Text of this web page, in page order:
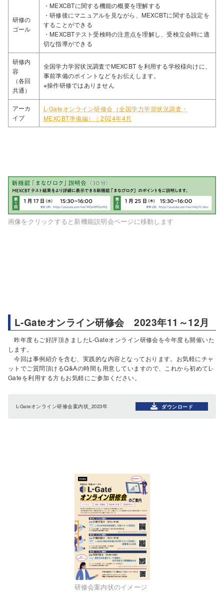
研修の
ゴール
・MEXCBTに関する機能の概要を理解する
・研修後にマニュアルを見ながら、MEXCBTに関する設定を
することができる
・MEXCBTテスト受検時の注意点を理解し、受検立会時に適
切な指導ができる
研修内
容
（各回
共通）
全国学力学習状況調査でMEXCBT を利用する学校様向けに、
事前準備のポイントなどをお伝えします。
※操作研修ではありません
アーカ
イブ
L-Gateオンライン研修会（全国学力学習状況調査・
MEXCBT準備編）｜2024年4月
画像をクリックすると新機能説明会ページに移動します
L-Gateオンライン研修会 2023年11～12月
昨年度もご好評頂きましたL-Gateオンライン研修会を今年度も開催いた
します。
今回は事例紹介を含む、実践的な内容となっております。お気軽にチャ
ットでご質問頂けるQ&Aの時間も用意していますので、これから初めてL-
Gateを利用する方もお気軽にご参加ください。
L-Gateオンライン研修会案内状_2023年 ダウンロード
研修会案内状のイメージ